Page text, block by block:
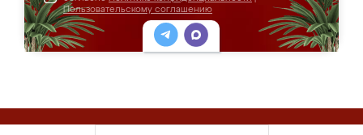
Пользовательскому соглашению